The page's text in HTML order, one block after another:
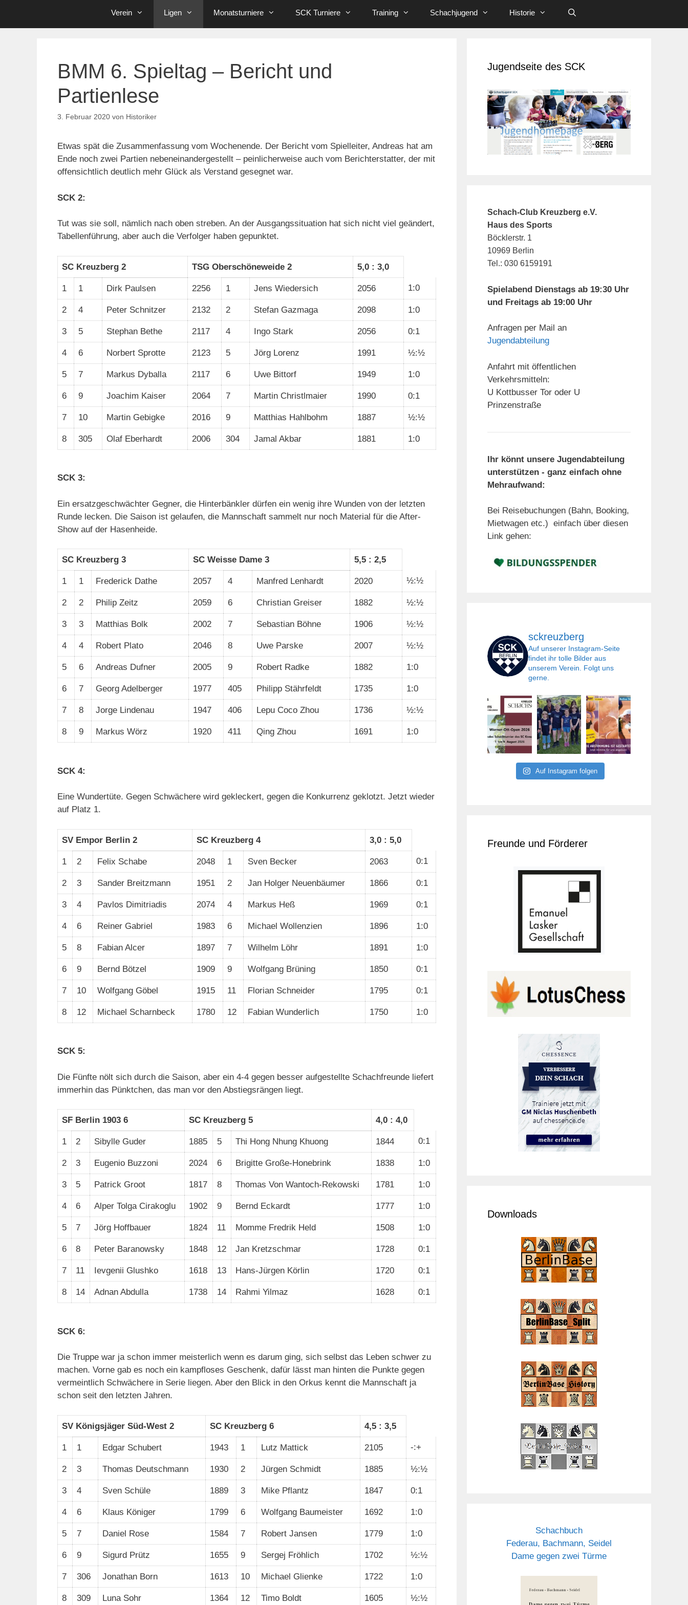
Verein Ligen Monatsturniere SCK Turniere Training Schachjugend Historie
BMM 6. Spieltag – Bericht und
Partienlese
3. Februar 2020 von Historiker
Etwas spät die Zusammenfassung vom Wochenende. Der Bericht vom Spielleiter, Andreas hat am
Ende noch zwei Partien nebeneinandergestellt – peinlicherweise auch vom Berichterstatter, der mit
offensichtlich deutlich mehr Glück als Verstand gesegnet war.
SCK 2:
Tut was sie soll, nämlich nach oben streben. An der Ausgangssituation hat sich nicht viel geändert,
Tabellenführung, aber auch die Verfolger haben gepunktet.
SC Kreuzberg 2 TSG Oberschöneweide 2 5,0 : 3,0
1 1 Dirk Paulsen 2256 1 Jens Wiedersich 2056 1:0
2 4 Peter Schnitzer 2132 2 Stefan Gazmaga 2098 1:0
3 5 Stephan Bethe 2117 4 Ingo Stark 2056 0:1
4 6 Norbert Sprotte 2123 5 Jörg Lorenz 1991 ½:½
5 7 Markus Dyballa 2117 6 Uwe Bittorf 1949 1:0
6 9 Joachim Kaiser 2064 7 Martin Christlmaier 1990 0:1
7 10 Martin Gebigke 2016 9 Matthias Hahlbohm 1887 ½:½
8 305 Olaf Eberhardt 2006 304 Jamal Akbar 1881 1:0
SCK 3:
Ein ersatzgeschwächter Gegner, die Hinterbänkler dürfen ein wenig ihre Wunden von der letzten
Runde lecken. Die Saison ist gelaufen, die Mannschaft sammelt nur noch Material für die After-
Show auf der Hasenheide.
SC Kreuzberg 3 SC Weisse Dame 3 5,5 : 2,5
1 1 Frederick Dathe 2057 4 Manfred Lenhardt 2020 ½:½
2 2 Philip Zeitz 2059 6 Christian Greiser 1882 ½:½
3 3 Matthias Bolk 2002 7 Sebastian Böhne 1906 ½:½
4 4 Robert Plato 2046 8 Uwe Parske 2007 ½:½
5 6 Andreas Dufner 2005 9 Robert Radke 1882 1:0
6 7 Georg Adelberger 1977 405 Philipp Stährfeldt 1735 1:0
7 8 Jorge Lindenau 1947 406 Lepu Coco Zhou 1736 ½:½
8 9 Markus Wörz 1920 411 Qing Zhou 1691 1:0
SCK 4:
Eine Wundertüte. Gegen Schwächere wird gekleckert, gegen die Konkurrenz geklotzt. Jetzt wieder
auf Platz 1.
SV Empor Berlin 2 SC Kreuzberg 4 3,0 : 5,0
1 2 Felix Schabe 2048 1 Sven Becker 2063 0:1
2 3 Sander Breitzmann 1951 2 Jan Holger Neuenbäumer 1866 0:1
3 4 Pavlos Dimitriadis 2074 4 Markus Heß 1969 0:1
4 6 Reiner Gabriel 1983 6 Michael Wollenzien 1896 1:0
5 8 Fabian Alcer 1897 7 Wilhelm Löhr 1891 1:0
6 9 Bernd Bötzel 1909 9 Wolfgang Brüning 1850 0:1
7 10 Wolfgang Göbel 1915 11 Florian Schneider 1795 0:1
8 12 Michael Scharnbeck 1780 12 Fabian Wunderlich 1750 1:0
SCK 5:
Die Fünfte nölt sich durch die Saison, aber ein 4-4 gegen besser aufgestellte Schachfreunde liefert
immerhin das Pünktchen, das man vor den Abstiegsrängen liegt.
SF Berlin 1903 6 SC Kreuzberg 5 4,0 : 4,0
1 2 Sibylle Guder 1885 5 Thi Hong Nhung Khuong 1844 0:1
2 3 Eugenio Buzzoni 2024 6 Brigitte Große-Honebrink 1838 1:0
3 5 Patrick Groot 1817 8 Thomas Von Wantoch-Rekowski 1781 1:0
4 6 Alper Tolga Cirakoglu 1902 9 Bernd Eckardt 1777 1:0
5 7 Jörg Hoffbauer 1824 11 Momme Fredrik Held 1508 1:0
6 8 Peter Baranowsky 1848 12 Jan Kretzschmar 1728 0:1
7 11 Ievgenii Glushko 1618 13 Hans-Jürgen Körlin 1720 0:1
8 14 Adnan Abdulla 1738 14 Rahmi Yilmaz 1628 0:1
SCK 6:
Die Truppe war ja schon immer meisterlich wenn es darum ging, sich selbst das Leben schwer zu
machen. Vorne gab es noch ein kampfloses Geschenk, dafür lässt man hinten die Punkte gegen
vermeintlich Schwächere in Serie liegen. Aber den Blick in den Orkus kennt die Mannschaft ja
schon seit den letzten Jahren.
SV Königsjäger Süd-West 2 SC Kreuzberg 6 4,5 : 3,5
1 1 Edgar Schubert 1943 1 Lutz Mattick 2105 -:+
2 3 Thomas Deutschmann 1930 2 Jürgen Schmidt 1885 ½:½
3 4 Sven Schüle 1889 3 Mike Pflantz 1847 0:1
4 6 Klaus Königer 1799 6 Wolfgang Baumeister 1692 1:0
5 7 Daniel Rose 1584 7 Robert Jansen 1779 1:0
6 9 Sigurd Prütz 1655 9 Sergej Fröhlich 1702 ½:½
7 306 Jonathan Born 1613 10 Michael Glienke 1722 1:0
8 309 Luna Sohr 1364 12 Timo Boldt 1605 ½:½
Jugendseite des SCK
Schach-Club Kreuzberg e.V.
Haus des Sports
Böcklerstr. 1
10969 Berlin
Tel.: 030 6159191
Spielabend Dienstags ab 19:30 Uhr
und Freitags ab 19:00 Uhr
Anfragen per Mail an
Jugendabteilung
Anfahrt mit öffentlichen
Verkehrsmitteln:
U Kottbusser Tor oder U
Prinzenstraße
Ihr könnt unsere Jugendabteilung
unterstützen - ganz einfach ohne
Mehraufwand:
Bei Reisebuchungen (Bahn, Booking,
Mietwagen etc.) einfach über diesen
Link gehen:
sckreuzberg
Auf unserer Instagram-Seite
findet ihr tolle Bilder aus
unserem Verein. Folgt uns
gerne.
Auf Instagram folgen
Freunde und Förderer
Downloads
Schachbuch
Federau, Bachmann, Seidel
Dame gegen zwei Türme